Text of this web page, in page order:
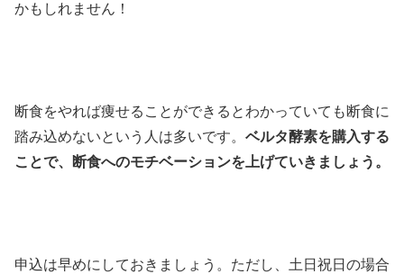
かもしれません！
断食をやれば痩せることができるとわかっていても断食に
踏み込めないという人は多いです。 ベルタ酵素を購入する
ことで、断食へのモチベーションを上げていきましょう。
申込は早めにしておきましょう。ただし、土日祝日の場合